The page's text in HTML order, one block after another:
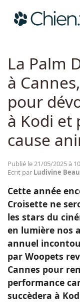
CHIEN.FR ACTUALITÉS
La Palm
à
pour
à Kodi et
cause
Publié le 21/05/2025 à
Ecrit par Ludivine
Cette année
Croisette ne
les stars du
en lumière nos
annuel
par Woopets
Cannes pour
performance
succèdera à